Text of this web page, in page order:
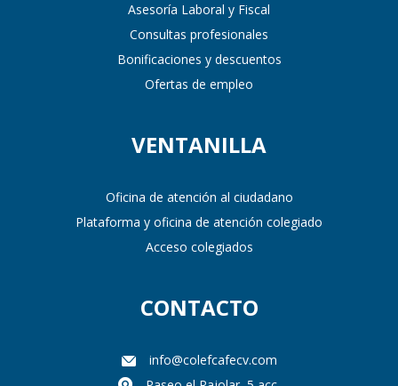
Asesoría Laboral y Fiscal
Consultas profesionales
Bonificaciones y descuentos
Ofertas de empleo
VENTANILLA
Oficina de atención al ciudadano
Plataforma y oficina de atención colegiado
Acceso colegiados
CONTACTO
info@colefcafecv.com